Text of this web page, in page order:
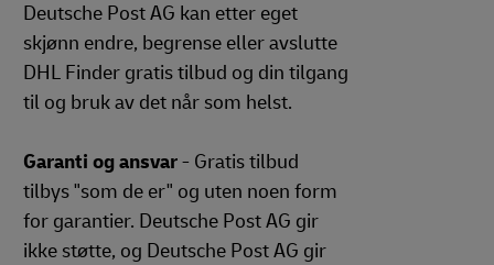
Deutsche Post AG kan etter eget
skjønn endre, begrense eller avslutte
DHL Finder gratis tilbud og din tilgang
til og bruk av det når som helst.
Garanti og ansvar- Gratis tilbud
tilbys "som de er" og uten noen form
for garantier. Deutsche Post AG gir
ikke støtte, og Deutsche Post AG gir